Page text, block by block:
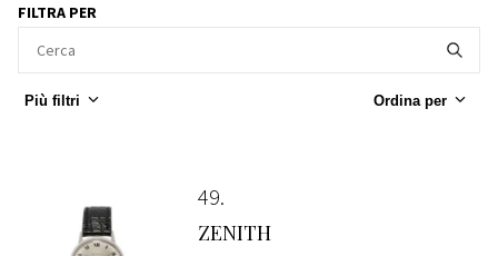
FILTRA PER
Più filtri Ordina per
49
ZENITH